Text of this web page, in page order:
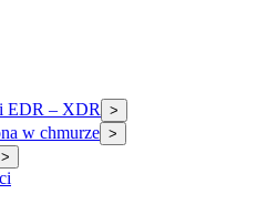
EDR – XDR >
w chmurze >
>